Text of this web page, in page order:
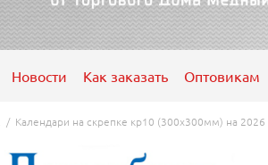
Новости Как заказать Оптовикам
/ Календари на скрепке кр10 (300х300мм) на 2026